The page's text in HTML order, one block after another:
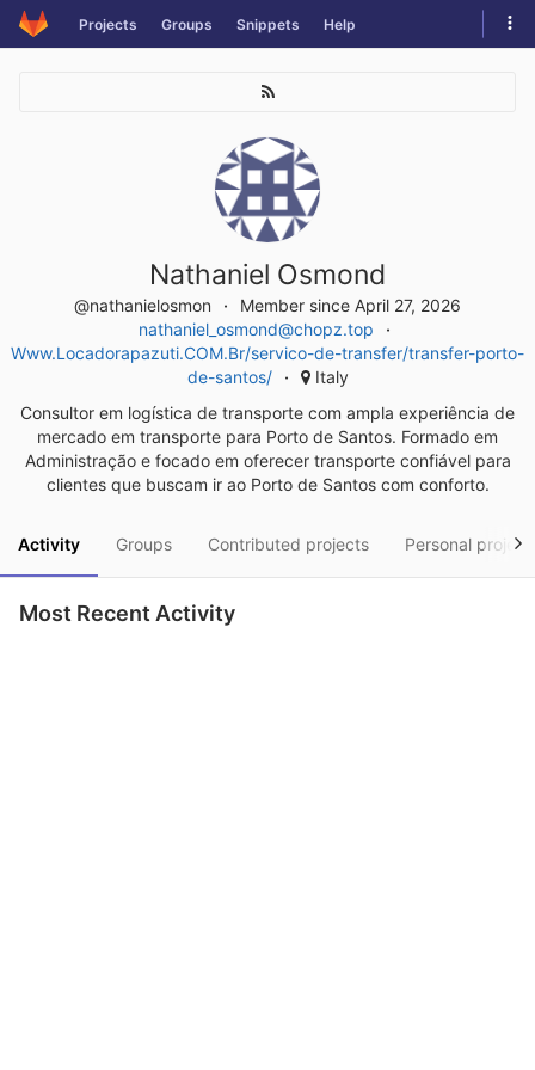
Skip
to
Projects Groups Snippets Help
Nathaniel Osmond
@nathanielosmon
Member since April 27, 2026
nathaniel_osmond@chopz.top
Www.Locadorapazuti.COM.Br/servico-de-transfer/transfer-porto-
de-santos/
Italy
Consultor em logística de transporte com ampla experiência de
mercado em transporte para Porto de Santos. Formado em
Administração e focado em oferecer transporte confiável para
clientes que buscam ir ao Porto de Santos com conforto.
Activity Groups Contributed projects Personal
Most Recent Activity